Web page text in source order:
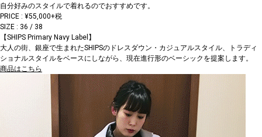
自分好みのスタイルで着れるのでおすすめです。
PRICE : ¥55,000+税
SIZE : 36 / 38
【SHIPS Primary Navy Label】
大人の街、銀座で生まれたSHIPSのドレスダウン・カジュアルスタイル、トラディ
ショナルスタイルをベースにしながら、現在進行形のベーシックを提案します。
商品はこちら